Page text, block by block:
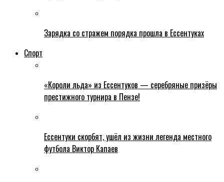
Зарядка со стражем порядка прошла в Ессентуках
Спорт
«Короли льда» из Ессентуков — серебряные призёры
престижного турнира в Пензе!
Ессентуки скорбят, ушёл из жизни легенда местного
футбола Виктор Капаев